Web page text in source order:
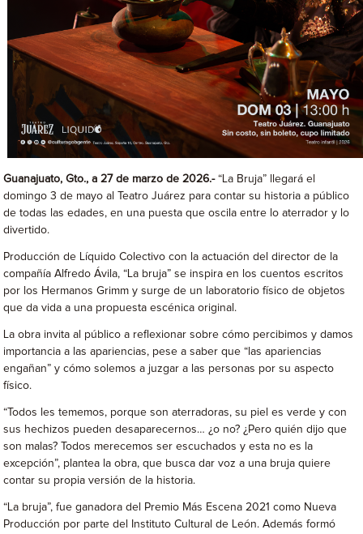
Guanajuato, Gto., a 27 de marzo de 2026.-“La Bruja” llegará el
domingo 3 de mayo al Teatro Juárez para contar su historia a público
de todas las edades, en una puesta que oscila entre lo aterrador y lo
divertido.
Producción de Líquido Colectivo con la actuación del director de la
compañía Alfredo Ávila, “La bruja” se inspira en los cuentos escritos
por los Hermanos Grimm y surge de un laboratorio físico de objetos
que da vida a una propuesta escénica original.
La obra invita al público a reflexionar sobre cómo percibimos y damos
importancia a las apariencias, pese a saber que “las apariencias
engañan” y cómo solemos a juzgar a las personas por su aspecto
físico.
“Todos les tememos, porque son aterradoras, su piel es verde y con
sus hechizos pueden desaparecernos… ¿o no? ¿Pero quién dijo que
son malas? Todos merecemos ser escuchados y esta no es la
excepción”, plantea la obra, que busca dar voz a una bruja quiere
contar su propia versión de la historia.
“La bruja”, fue ganadora del Premio Más Escena 2021 como Nueva
Producción por parte del Instituto Cultural de León. Además formó